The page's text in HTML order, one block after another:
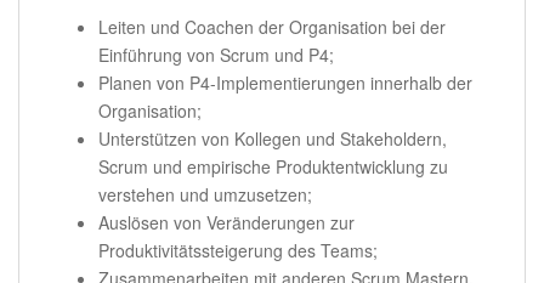
Leiten und Coachen der Organisation bei der
Einführung von Scrum und P4;
Planen von P4-Implementierungen innerhalb der
Organisation;
Unterstützen von Kollegen und Stakeholdern,
Scrum und empirische Produktentwicklung zu
verstehen und umzusetzen;
Auslösen von Veränderungen zur
Produktivitätssteigerung des Teams;
Zusammenarbeiten mit anderen Scrum Mastern,